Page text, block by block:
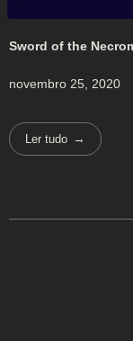
Sword of the
novembro 25, 2020
Ler tudo